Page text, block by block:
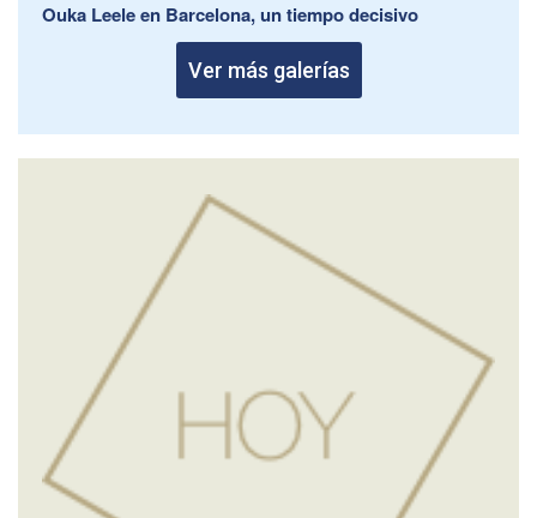
Ouka Leele en Barcelona, un tiempo decisivo
Ver más galerías